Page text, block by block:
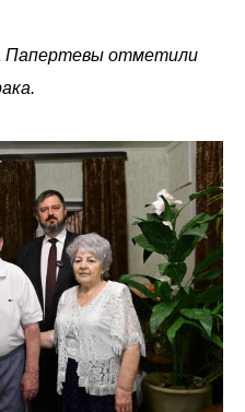
Папертевы отметили